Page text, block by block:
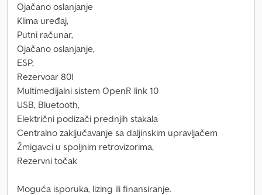
Ojačano oslanjanje
Klima uređaj,
Putni računar,
Ojačano oslanjanje,
ESP,
Rezervoar 80l
Multimedijalni sistem OpenR link 10
USB, Bluetooth,
Električni podizači prednjih stakala
Centralno zaključavanje sa daljinskim upravljačem
Žmigavci u spoljnim retrovizorima,
Rezervni točak
Moguća isporuka, lizing ili finansiranje.